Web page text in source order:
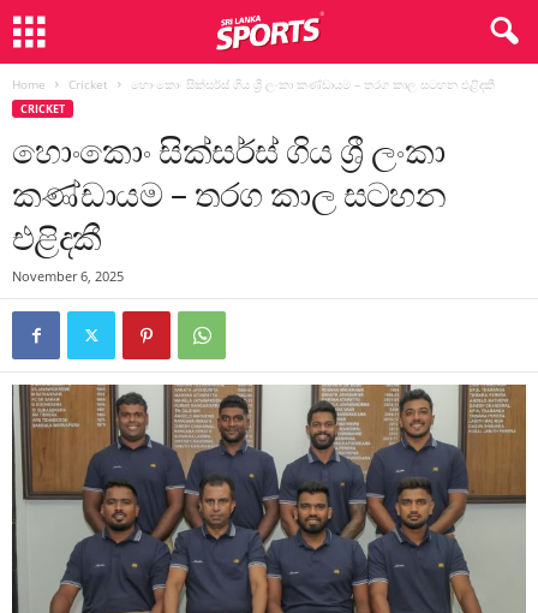
Home Cricket හොංකොං සික්සර්ස් ගිය ශ්‍රී ලංකා කණ්ඩායම – තරග කාල සටහන එළිදකී
CRICKET
හොංකොං සික්සර්ස් ගිය ශ්‍රී ලංකා
කණ්ඩායම – තරග කාල සටහන
එළිදකී
November 6, 2025